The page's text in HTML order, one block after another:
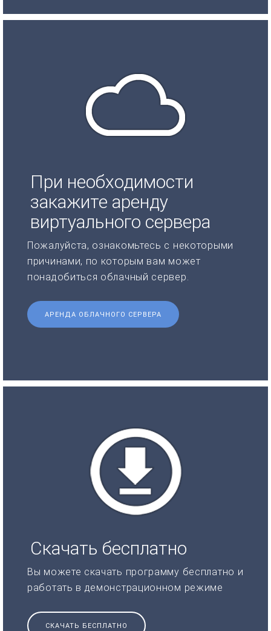
При необходимости
закажите аренду
виртуального сервера
Пожалуйста, ознакомьтесь с некоторыми
причинами, по которым вам может
понадобиться облачный сервер.
АРЕНДА ОБЛАЧНОГО СЕРВЕРА
Скачать бесплатно
Вы можете скачать программу бесплатно и
работать в демонстрационном режиме
СКАЧАТЬ БЕСПЛАТНО